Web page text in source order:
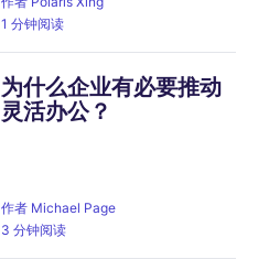
1 分钟阅读
为什么企业有必要推动
灵活办公？
作者 Michael Page
3 分钟阅读